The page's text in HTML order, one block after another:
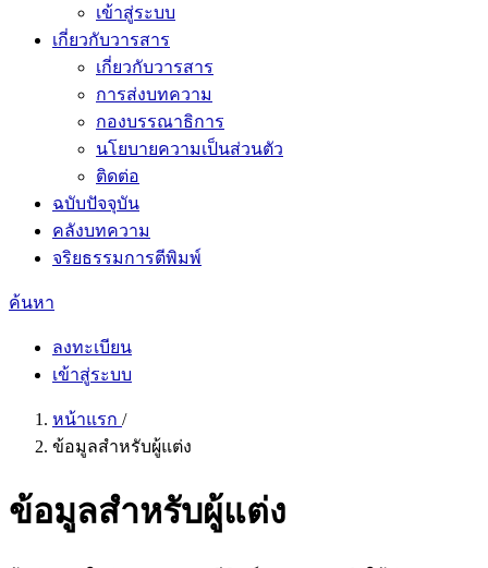
เข้าสู่ระบบ
เกี่ยวกับวารสาร
เกี่ยวกับวารสาร
การส่งบทความ
กองบรรณาธิการ
นโยบายความเป็นส่วนตัว
ติดต่อ
ฉบับปัจจุบัน
คลังบทความ
จริยธรรมการตีพิมพ์
ค้นหา
ลงทะเบียน
เข้าสู่ระบบ
หน้าแรก /
ข้อมูลสำหรับผู้แต่ง
ข้อมูลสำหรับผู้แต่ง